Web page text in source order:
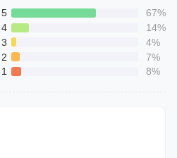
5
67%
4
14%
3
4%
2
7%
1
8%